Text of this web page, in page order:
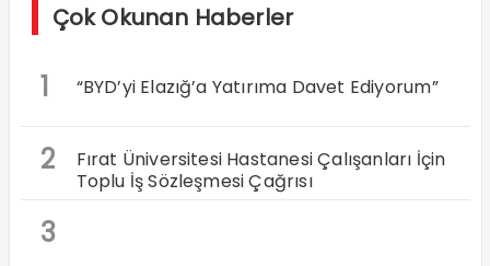
Çok Okunan Haberler
1 “BYD’yi Elazığ’a Yatırıma Davet Ediyorum”
2
Fırat Üniversitesi Hastanesi Çalışanları İçin
Toplu İş Sözleşmesi Çağrısı
3